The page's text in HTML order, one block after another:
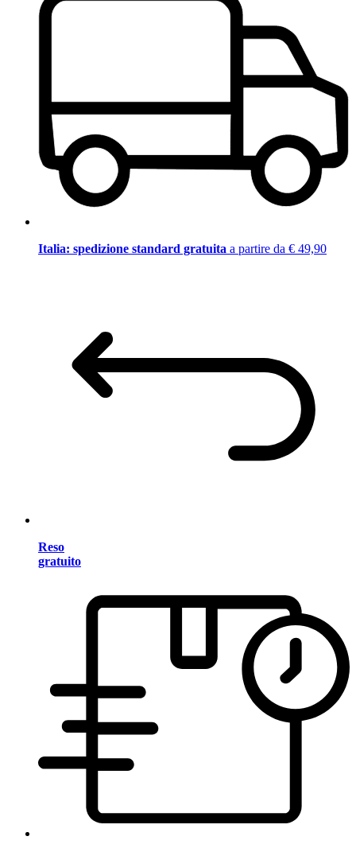
Italia: spedizione standard gratuita a partire da € 49,90
Reso
gratuito